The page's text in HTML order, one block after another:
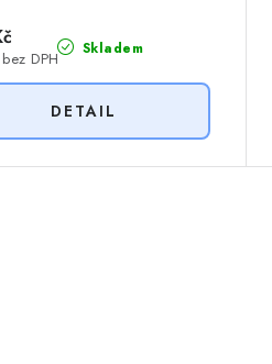
Skladem
DPH